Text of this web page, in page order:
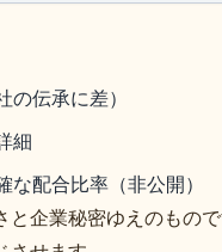
伝承に差）
細
配合比率（非公開）
と企業秘密ゆえのもの